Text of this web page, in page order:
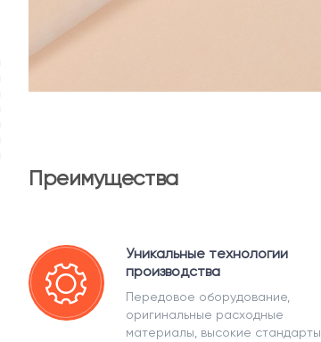
Преимущества
Уникальные технологии
производства
Передовое оборудование,
оригинальные расходные
материалы, высокие стандарты